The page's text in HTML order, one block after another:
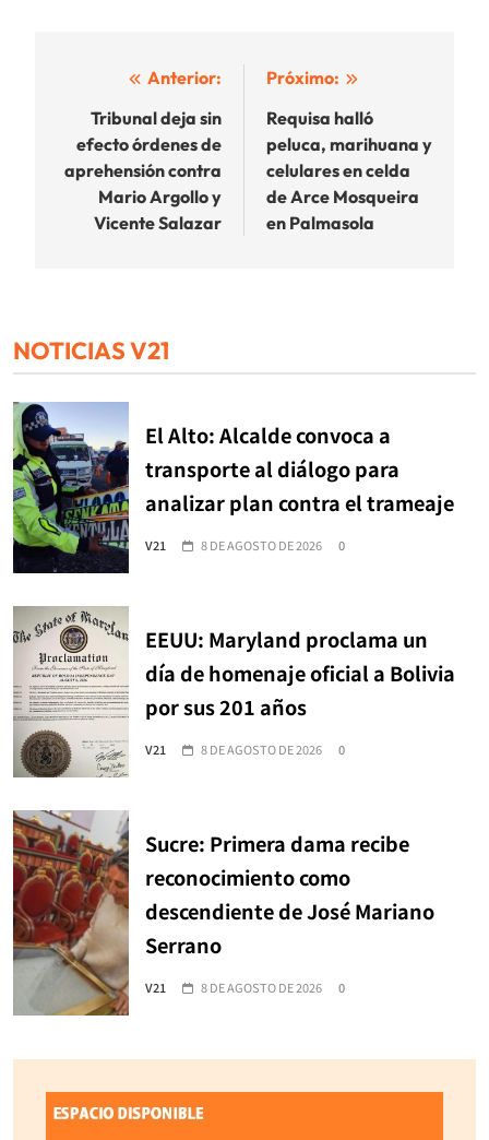
Navegación
entradas
Anterior:
Tribunal deja sin
efecto órdenes de
aprehensión contra
Mario Argollo y
Vicente Salazar
Próximo:
Requisa halló
peluca, marihuana y
celulares en celda
de Arce Mosqueira
en Palmasola
NOTICIAS V21
El Alto: Alcalde convoca a
transporte al diálogo para
analizar plan contra el trameaje
V21 8 DE AGOSTO DE 2026 0
EEUU: Maryland proclama un
día de homenaje oficial a Bolivia
por sus 201 años
V21 8 DE AGOSTO DE 2026 0
Sucre: Primera dama recibe
reconocimiento como
descendiente de José Mariano
Serrano
V21 8 DE AGOSTO DE 2026 0